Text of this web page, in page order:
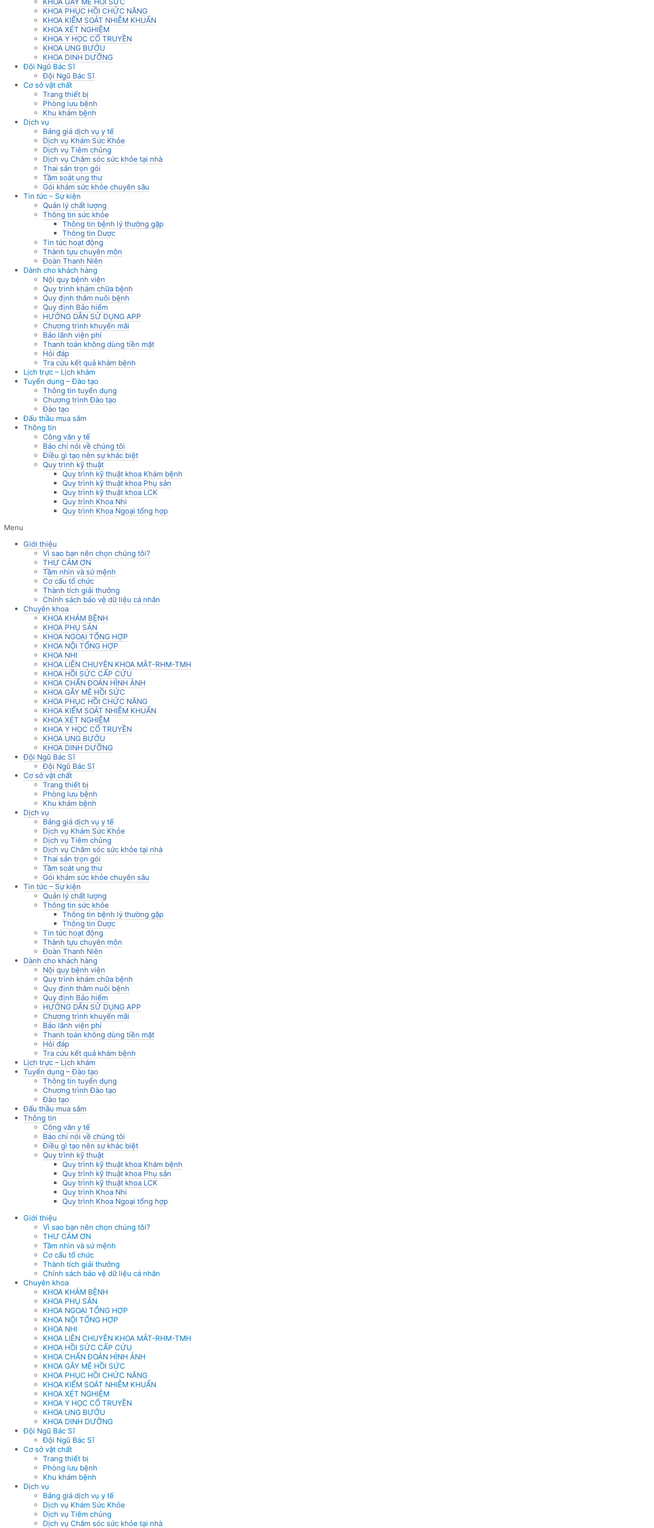
KHOA PHỤC HỒI CHỨC NĂNG
KHOA KIỂM SOÁT NHIỄM KHUẨN
KHOA XÉT NGHIỆM
KHOA Y HỌC CỔ TRUYỀN
KHOA UNG BƯỚU
KHOA DINH DƯỠNG
Đội Ngũ Bác Sĩ
Đội Ngũ Bác Sĩ
Cơ sở vật chất
Trang thiết bị
Phòng lưu bệnh
Khu khám bệnh
Dịch vụ
Bảng giá dịch vụ y tế
Dịch vụ Khám Sức Khỏe
Dịch vụ Tiêm chủng
Dịch vụ Chăm sóc sức khỏe tại nhà
Thai sản trọn gói
Tầm soát ung thư
Gói khám sức khỏe chuyên sâu
Tin tức – Sự kiện
Quản lý chất lượng
Thông tin sức khỏe
Thông tin bệnh lý thường gặp
Thông tin Dược
Tin tức hoạt động
Thành tựu chuyên môn
Đoàn Thanh Niên
Dành cho khách hàng
Nội quy bệnh viện
Quy trình khám chữa bệnh
Quy định thăm nuôi bệnh
Quy định Bảo hiểm
HƯỚNG DẪN SỬ DỤNG APP
Chương trình khuyến mãi
Bảo lãnh viện phí
Thanh toán không dùng tiền mặt
Hỏi đáp
Tra cứu kết quả khám bệnh
Lịch trực – Lịch khám
Tuyển dụng – Đào tạo
Thông tin tuyển dụng
Chương trình Đào tạo
Đào tạo
Đấu thầu mua sắm
Thông tin
Công văn y tế
Báo chí nói về chúng tôi
Điều gì tạo nên sự khác biệt
Quy trình kỹ thuật
Quy trình kỹ thuật khoa Khám bệnh
Quy trình kỹ thuật khoa Phụ sản
Quy trình kỹ thuật khoa LCK
Quy trình Khoa Nhi
Quy trình Khoa Ngoại tổng hợp
Menu
Giới thiệu
Vì sao bạn nên chọn chúng tôi?
THƯ CẢM ƠN
Tầm nhìn và sứ mệnh
Cơ cấu tổ chức
Thành tích giải thưởng
Chính sách bảo vệ dữ liệu cá nhân
Chuyên khoa
KHOA KHÁM BỆNH
KHOA PHỤ SẢN
KHOA NGOẠI TỔNG HỢP
KHOA NỘI TỔNG HỢP
KHOA NHI
KHOA LIÊN CHUYÊN KHOA MẮT-RHM-TMH
KHOA HỒI SỨC CẤP CỨU
KHOA CHẨN ĐOÁN HÌNH ẢNH
KHOA GÂY MÊ HỒI SỨC
KHOA PHỤC HỒI CHỨC NĂNG
KHOA KIỂM SOÁT NHIỄM KHUẨN
KHOA XÉT NGHIỆM
KHOA Y HỌC CỔ TRUYỀN
KHOA UNG BƯỚU
KHOA DINH DƯỠNG
Đội Ngũ Bác Sĩ
Đội Ngũ Bác Sĩ
Cơ sở vật chất
Trang thiết bị
Phòng lưu bệnh
Khu khám bệnh
Dịch vụ
Bảng giá dịch vụ y tế
Dịch vụ Khám Sức Khỏe
Dịch vụ Tiêm chủng
Dịch vụ Chăm sóc sức khỏe tại nhà
Thai sản trọn gói
Tầm soát ung thư
Gói khám sức khỏe chuyên sâu
Tin tức – Sự kiện
Quản lý chất lượng
Thông tin sức khỏe
Thông tin bệnh lý thường gặp
Thông tin Dược
Tin tức hoạt động
Thành tựu chuyên môn
Đoàn Thanh Niên
Dành cho khách hàng
Nội quy bệnh viện
Quy trình khám chữa bệnh
Quy định thăm nuôi bệnh
Quy định Bảo hiểm
HƯỚNG DẪN SỬ DỤNG APP
Chương trình khuyến mãi
Bảo lãnh viện phí
Thanh toán không dùng tiền mặt
Hỏi đáp
Tra cứu kết quả khám bệnh
Lịch trực – Lịch khám
Tuyển dụng – Đào tạo
Thông tin tuyển dụng
Chương trình Đào tạo
Đào tạo
Đấu thầu mua sắm
Thông tin
Công văn y tế
Báo chí nói về chúng tôi
Điều gì tạo nên sự khác biệt
Quy trình kỹ thuật
Quy trình kỹ thuật khoa Khám bệnh
Quy trình kỹ thuật khoa Phụ sản
Quy trình kỹ thuật khoa LCK
Quy trình Khoa Nhi
Quy trình Khoa Ngoại tổng hợp
Giới thiệu
Vì sao bạn nên chọn chúng tôi?
THƯ CẢM ƠN
Tầm nhìn và sứ mệnh
Cơ cấu tổ chức
Thành tích giải thưởng
Chính sách bảo vệ dữ liệu cá nhân
Chuyên khoa
KHOA KHÁM BỆNH
KHOA PHỤ SẢN
KHOA NGOẠI TỔNG HỢP
KHOA NỘI TỔNG HỢP
KHOA NHI
KHOA LIÊN CHUYÊN KHOA MẮT-RHM-TMH
KHOA HỒI SỨC CẤP CỨU
KHOA CHẨN ĐOÁN HÌNH ẢNH
KHOA GÂY MÊ HỒI SỨC
KHOA PHỤC HỒI CHỨC NĂNG
KHOA KIỂM SOÁT NHIỄM KHUẨN
KHOA XÉT NGHIỆM
KHOA Y HỌC CỔ TRUYỀN
KHOA UNG BƯỚU
KHOA DINH DƯỠNG
Đội Ngũ Bác Sĩ
Đội Ngũ Bác Sĩ
Cơ sở vật chất
Trang thiết bị
Phòng lưu bệnh
Khu khám bệnh
Dịch vụ
Bảng giá dịch vụ y tế
Dịch vụ Khám Sức Khỏe
Dịch vụ Tiêm chủng
Dịch vụ Chăm sóc sức khỏe tại nhà